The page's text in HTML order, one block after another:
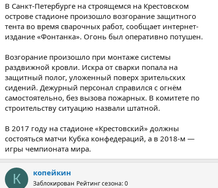
В Санкт-Петербурге на строящемся на Крестовском
острове стадионе произошло возгорание защитного
тента во время сварочных работ, сообщает интернет-
издание «Фонтанка». Огонь был оперативно потушен.
Возгорание произошло при монтаже системы
раздвижной кровли. Искра от сварки попала на
защитный полог, уложенный поверх зрительских
сидений. Дежурный персонал справился с огнём
самостоятельно, без вызова пожарных. В комитете по
строительству ситуацию назвали штатной.
В 2017 году на стадионе «Крестовский» должны
состояться матчи Кубка конфедераций, а в 2018-м —
игры чемпионата мира.
К копейкин
Заблокирован Рейтинг сезона: 0